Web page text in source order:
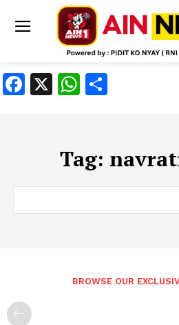
Facebook
X WhatsApp
Tag:
BROWSE OUR